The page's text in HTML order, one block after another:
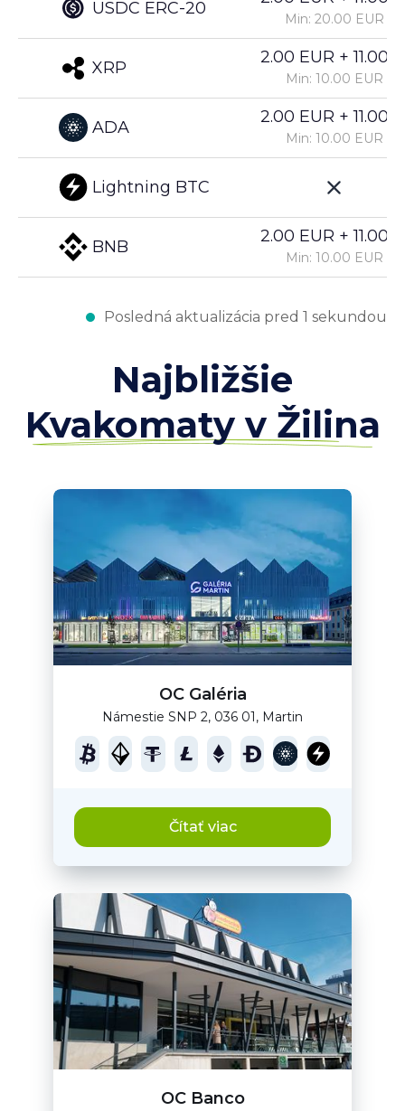
USDC ERC-20
XRP
ADA
Lightning BTC
BNB
Min: 20.00 EUR
2.00 EUR +
Min: 10.00 EUR
2.00 EUR +
Min: 10.00 EUR
2.00 EUR +
Min: 10.00 EUR
Posledná aktualizácia pred 1 sekundou
Najbližšie
Kvakomaty v Žilina
OC Galéria
Námestie SNP 2, 036 01, Martin
Čítať viac
OC Banco